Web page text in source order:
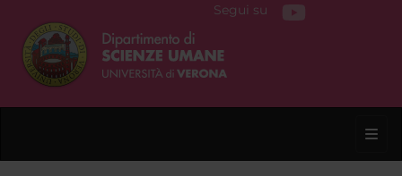
Segui su